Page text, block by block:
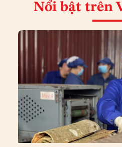
Nổi bật trên